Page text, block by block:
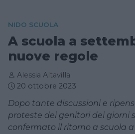
NIDO SCUOLA
A scuola a
nuove regole
Alessia Altavilla
20 ottobre 2023
Dopo tante discussioni e
proteste dei genitori dei giorni
confermato il ritorno a scuola